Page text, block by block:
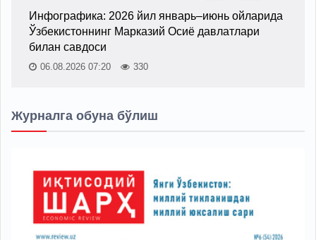
Инфографика: 2026 йил январь–июнь ойларида
Ўзбекистоннинг Марказий Осиё давлатлари
билан савдоси
06.08.2026 07:20 330
Журналга обуна бўлиш